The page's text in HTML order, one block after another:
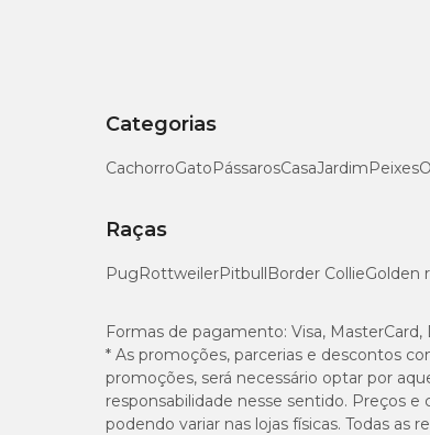
Supre Gatos - Níveis de garantia por 6g
Potássio
Magnésio
Categorias
CachorroGatoPássarosCasaJardimPeixes
Raças
PugRottweilerPitbullBorder CollieGolden
Formas de pagamento: Visa,
* As promoções, parcerias e descontos
promoções, será necessário optar por
responsabilidade nesse sentido. Preços
podendo variar nas lojas físicas. Todas as